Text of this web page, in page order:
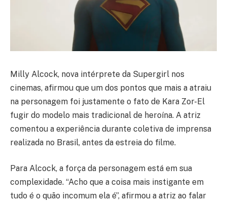
Milly Alcock, nova intérprete da Supergirl nos
cinemas, afirmou que um dos pontos que mais a atraiu
na personagem foi justamente o fato de Kara Zor-El
fugir do modelo mais tradicional de heroína. A atriz
comentou a experiência durante coletiva de imprensa
realizada no Brasil, antes da estreia do filme.
Para Alcock, a força da personagem está em sua
complexidade. “Acho que a coisa mais instigante em
tudo é o quão incomum ela é”, afirmou a atriz ao falar